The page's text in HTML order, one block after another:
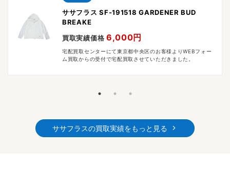
ササフラス SF-191518 GARDENER BUD
BREAKE
買取実績価格 6,000円
宅配買取センターにて東京都中央区のお客様よりWEBフォー
ム買取からの受付で宅配買取させていただきました。
ササフラスの買取実績をもっと見る